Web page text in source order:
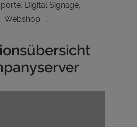
Digital Signage,
Webshop …